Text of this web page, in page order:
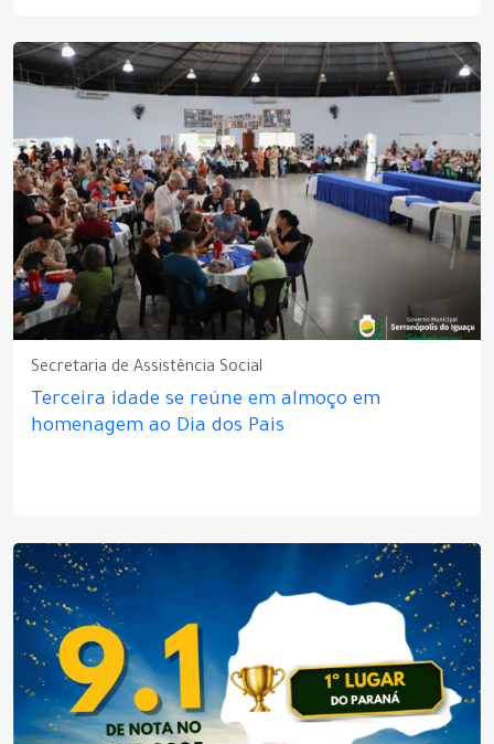
Secretaria de Assistência Social
Terceira idade se reúne em almoço em
homenagem ao Dia dos Pais